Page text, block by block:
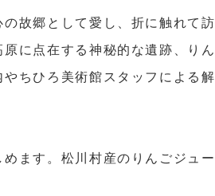
故郷として愛し、折に触れて訪
に点在する神秘的な遺跡、りん
ちひろ美術館スタッフによる解
ます。松川村産のりんごジュー